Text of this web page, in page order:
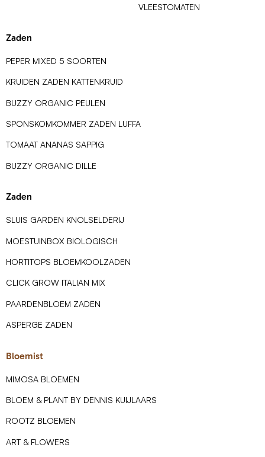
VLEESTOMATEN
Zaden
PEPER MIXED 5 SOORTEN
KRUIDEN ZADEN KATTENKRUID
BUZZY ORGANIC PEULEN
SPONSKOMKOMMER ZADEN LUFFA
TOMAAT ANANAS SAPPIG
BUZZY ORGANIC DILLE
Zaden
SLUIS GARDEN KNOLSELDERIJ
MOESTUINBOX BIOLOGISCH
HORTITOPS BLOEMKOOLZADEN
CLICK GROW ITALIAN MIX
PAARDENBLOEM ZADEN
ASPERGE ZADEN
Bloemist
MIMOSA BLOEMEN
BLOEM & PLANT BY DENNIS KUIJLAARS
ROOTZ BLOEMEN
ART & FLOWERS